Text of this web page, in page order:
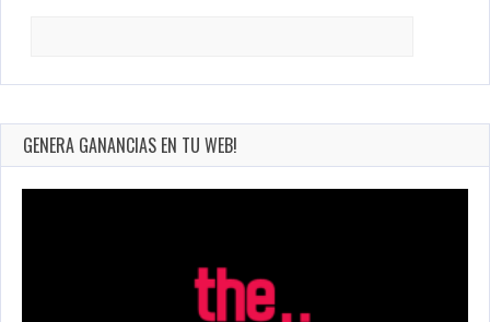
GENERA GANANCIAS EN TU WEB!